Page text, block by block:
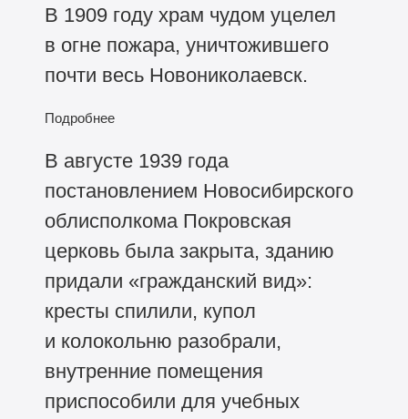
В 1909 году храм чудом уцелел
в огне пожара, уничтожившего
почти весь Новониколаевск.
Подробнее
В августе 1939 года
постановлением Новосибирского
облисполкома Покровская
церковь была закрыта, зданию
придали «гражданский вид»:
кресты спилили, купол
и колокольню разобрали,
внутренние помещения
приспособили для учебных